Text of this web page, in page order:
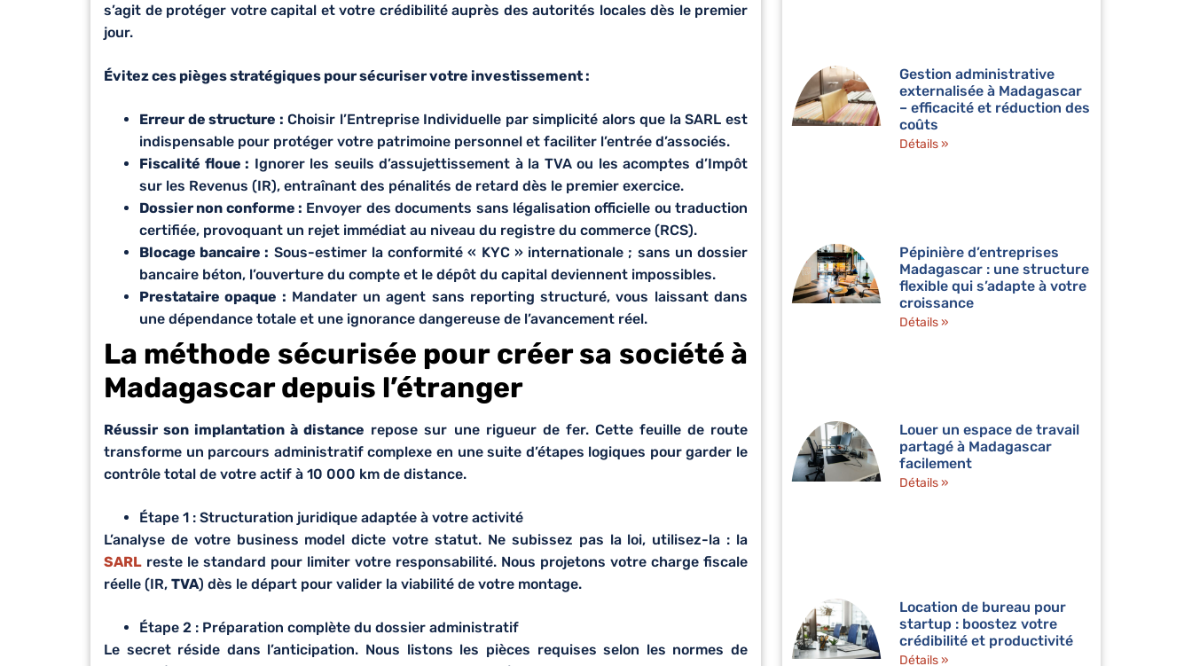
s’agit de protéger votre capital et votre crédibilité auprès des autorités locales dès le premier
jour.
Évitez ces pièges stratégiques pour sécuriser votre investissement :
Erreur de structure : Choisir l’Entreprise Individuelle par simplicité alors que la SARL est
indispensable pour protéger votre patrimoine personnel et faciliter l’entrée d’associés.
Fiscalité floue : Ignorer les seuils d’assujettissement à la TVA ou les acomptes d’Impôt
sur les Revenus (IR), entraînant des pénalités de retard dès le premier exercice.
Dossier non conforme : Envoyer des documents sans légalisation officielle ou traduction
certifiée, provoquant un rejet immédiat au niveau du registre du commerce (RCS).
Blocage bancaire : Sous-estimer la conformité « KYC » internationale ; sans un dossier
bancaire béton, l’ouverture du compte et le dépôt du capital deviennent impossibles.
Prestataire opaque : Mandater un agent sans reporting structuré, vous laissant dans
une dépendance totale et une ignorance dangereuse de l’avancement réel.
La méthode sécurisée pour créer sa société à
Madagascar depuis l’étranger
Réussir son implantation à distance repose sur une rigueur de fer. Cette feuille de route
transforme un parcours administratif complexe en une suite d’étapes logiques pour garder le
contrôle total de votre actif à 10 000 km de distance.
Étape 1 : Structuration juridique adaptée à votre activité
L’analyse de votre business model dicte votre statut. Ne subissez pas la loi, utilisez-la : la
SARL reste le standard pour limiter votre responsabilité. Nous projetons votre charge fiscale
réelle (IR, TVA) dès le départ pour valider la viabilité de votre montage.
Étape 2 : Préparation complète du dossier administratif
Le secret réside dans l’anticipation. Nous listons les pièces requises selon les normes de
Gestion administrative
externalisée à Madagascar
– efficacité et réduction des
coûts
Détails »
Pépinière d’entreprises
Madagascar : une structure
flexible qui s’adapte à votre
croissance
Détails »
Louer un espace de travail
partagé à Madagascar
facilement
Détails »
Location de bureau pour
startup : boostez votre
crédibilité et productivité
Détails »